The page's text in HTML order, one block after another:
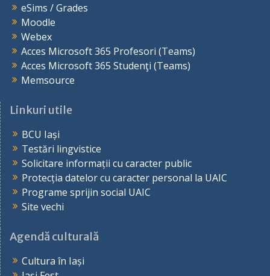
eSims / Grades
Moodle
Webex
Acces Microsoft 365 Profesori (Teams)
Acces Microsoft 365 Studenţi (Teams)
Memsource
Linkuri utile
BCU Iași
Testări lingvistice
Solicitare informații cu caracter public
Protecția datelor cu caracter personal la UAIC
Programe sprijin social UAIC
Site vechi
Agendă culturală
Cultura în Iași